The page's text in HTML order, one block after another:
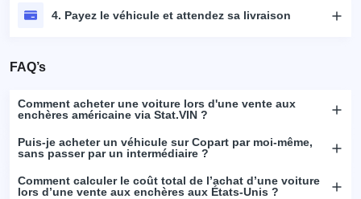
4. Payez le véhicule et attendez sa livraison
FAQ’s
Comment acheter une voiture lors d'une vente aux
enchères américaine via Stat.VIN ?
Puis-je acheter un véhicule sur Copart par moi-même,
sans passer par un intermédiaire ?
Comment calculer le coût total de l’achat d’une voiture
lors d’une vente aux enchères aux États-Unis ?